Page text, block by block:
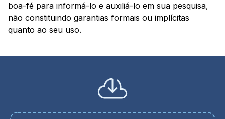
boa-fé para informá-lo e auxiliá-lo em sua pesquisa,
não constituindo garantias formais ou implícitas
quanto ao seu uso.